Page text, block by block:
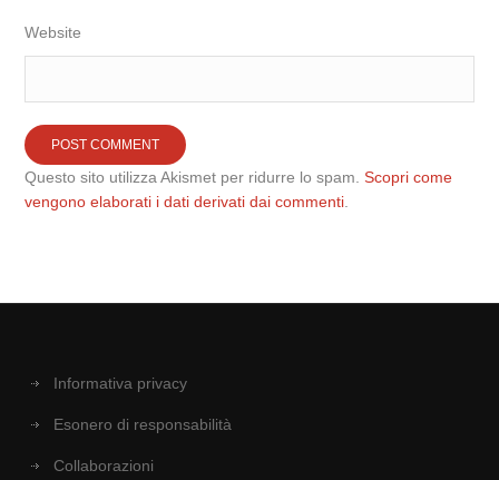
Website
Questo sito utilizza Akismet per ridurre lo spam.Scopri come
vengono elaborati i dati derivati dai commenti
Informativa privacy
Esonero di responsabilità
Collaborazioni